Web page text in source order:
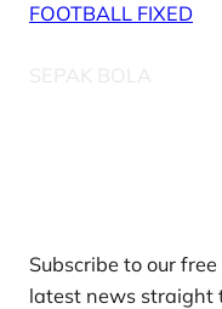
FOOTBALL FIXED
SEPAK BOLA
Subscribe to our
latest news straight